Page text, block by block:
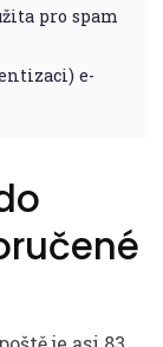
pro spam
e-